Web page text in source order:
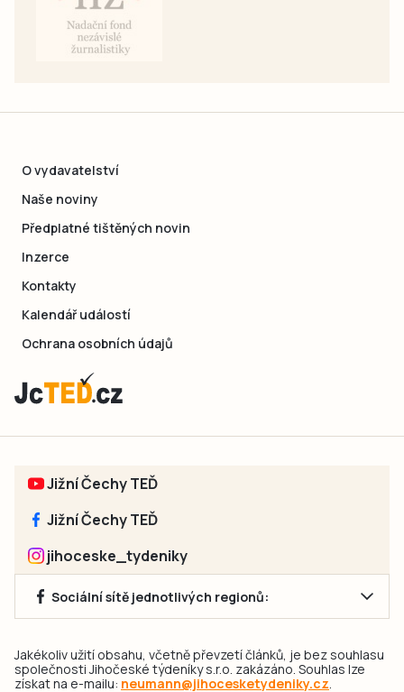
O vydavatelství
Naše noviny
Předplatné tištěných novin
Inzerce
Kontakty
Kalendář událostí
Ochrana osobních údajů
Jižní Čechy TEĎ
Jižní Čechy TEĎ
jihoceske_tydeniky
Sociální sítě jednotlivých regionů:
Jakékoliv užití obsahu, včetně převzetí článků, je bez souhlasu
společnosti Jihočeské týdeníky s.r.o. zakázáno. Souhlas lze
získat na e-mailu: neumann@jihocesketydeniky.cz.